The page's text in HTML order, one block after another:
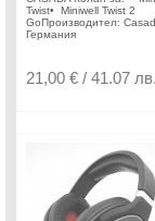
Twist• Miniwell Twist 2
GoПроизводител:
Германия
21,00 € / 41.07